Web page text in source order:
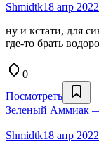
Shmidtk18 апр
ну и кстати, для
где-то брать
0
Посмотреть
Зеленый Аммиак
Shmidtk18 апр